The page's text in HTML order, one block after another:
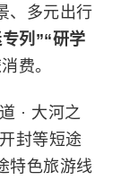
、多元出行
列”“研学
费。
· 大河之
封等短途
特色旅游线